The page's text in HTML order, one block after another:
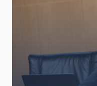
LÍNEAS DE